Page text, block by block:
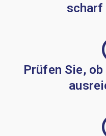
scharf
Prüfen Sie,